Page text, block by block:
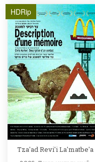
HDRip
Tza'ad Revi'i La'matbe'a